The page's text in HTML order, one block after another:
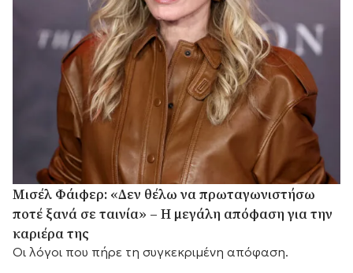
Μισέλ Φάιφερ: «Δεν θέλω να πρωταγωνιστήσω
ποτέ ξανά σε ταινία» – Η μεγάλη απόφαση για την
καριέρα της
Οι λόγοι που πήρε τη συγκεκριμένη απόφαση.